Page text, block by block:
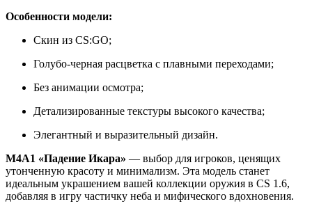
Особенности модели:
Скин из CS:GO;
Голубо-черная расцветка с плавными переходами;
Без анимации осмотра;
Детализированные текстуры высокого качества;
Элегантный и выразительный дизайн.
M4A1 «Падение Икара» — выбор для игроков, ценящих
утонченную красоту и минимализм. Эта модель станет
идеальным украшением вашей коллекции оружия в CS 1.6,
добавляя в игру частичку неба и мифического вдохновения.